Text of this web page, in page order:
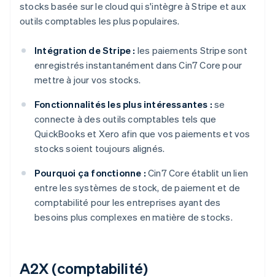
stocks basée sur le cloud qui s'intègre à Stripe et aux
outils comptables les plus populaires.
Intégration de Stripe : les paiements Stripe sont
enregistrés instantanément dans Cin7 Core pour
mettre à jour vos stocks.
Fonctionnalités les plus intéressantes : se
connecte à des outils comptables tels que
QuickBooks et Xero afin que vos paiements et vos
stocks soient toujours alignés.
Pourquoi ça fonctionne : Cin7 Core établit un lien
entre les systèmes de stock, de paiement et de
comptabilité pour les entreprises ayant des
besoins plus complexes en matière de stocks.
A2X (comptabilité)